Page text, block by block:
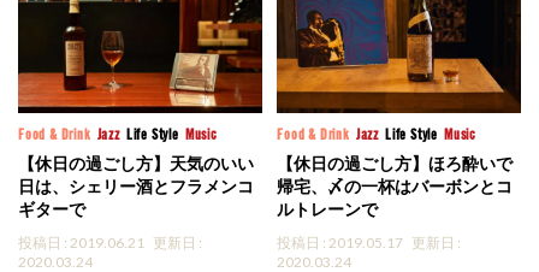
Food & Drink Jazz Life Style Music
【休日の過ごし方】天気のいい
日は、シェリー酒とフラメンコ
ギターで
投稿日 : 2019.06.21
更新日 :
2020.03.24
Food & Drink Jazz Life Style Music
【休日の過ごし方】ほろ酔いで
帰宅、〆の一杯はバーボンとコ
ルトレーンで
投稿日 : 2019.05.17 更新日 :
2020.03.24